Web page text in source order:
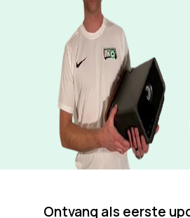
Ontvang als eerste